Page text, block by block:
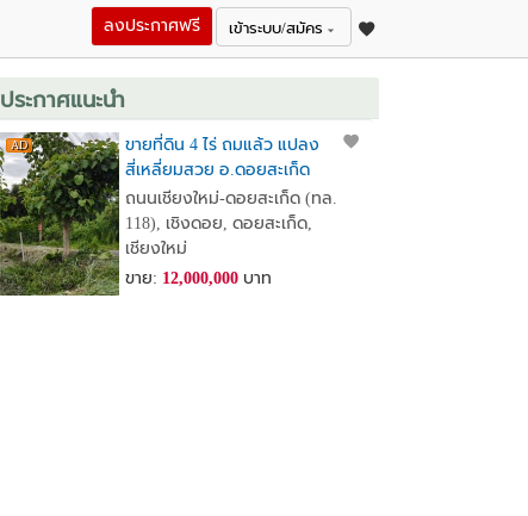
เข้าระบบ/สมัคร
ลงประกาศฟรี
ประกาศแนะนำ
ขายที่ดิน 4 ไร่ ถมแล้ว แปลง
สี่เหลี่ยมสวย อ.ดอยสะเก็ด
จ.เชียงใหม่ ใกล้วัดพระธาตุ
ดอยสะเก็ด ใกล้เขื่อนแม่กวง
ถนนเชียงใหม่-ดอยสะเก็ด (ทล.
118), เชิงดอย, ดอยสะเก็ด,
เชียงใหม่
ขาย: 12,000,000บาท